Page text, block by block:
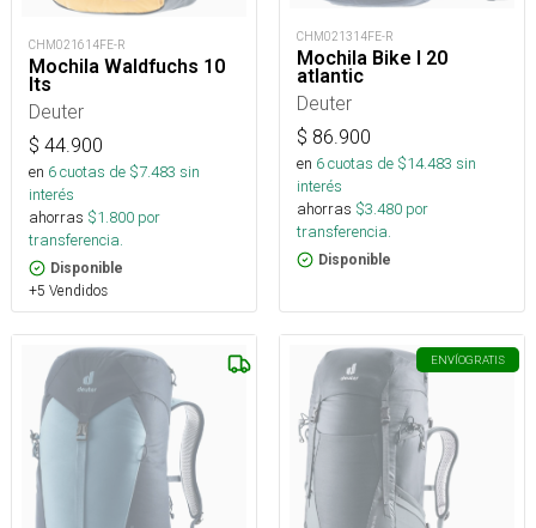
CHM021614FE-R
Mochila Waldfuchs 10
lts
Deuter
$ 44.900
en 6cuotas de $7.483 sin
interés
ahorras $1.800 por
transferencia.
Disponible
+5 Vendidos
CHM021314FE-R
Mochila Bike I 20
atlantic
Deuter
$ 86.900
en 6cuotas de $14.483 sin
interés
ahorras $3.480 por
transferencia.
Disponible
ENVÍOGRATIS